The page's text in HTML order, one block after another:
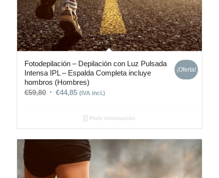
Fotodepilación – Depilación con Luz Pulsada
Intensa IPL – Espalda Completa incluye
hombros (Hombres)
€59,80 €44,85 (IVA incl.)
¡Oferta!
Pedir información